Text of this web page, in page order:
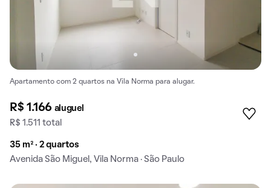
Apartamento com 2 quartos na Vila Norma para alugar.
R$ 1.166 aluguel
R$ 1.511 total
35 m² · 2 quartos
Avenida São Miguel, Vila Norma · São Paulo